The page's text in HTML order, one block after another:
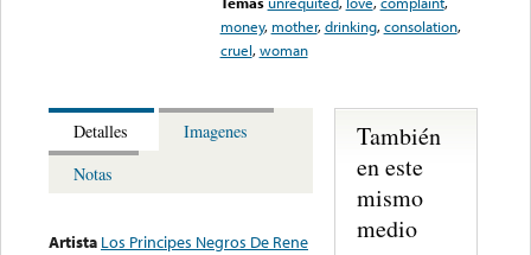
money, mother,drinking,consolation,
cruel,woman
Detalles
Imagenes
Notas
Artista Los Principes Negros De Rene
También
en este
mismo
medio